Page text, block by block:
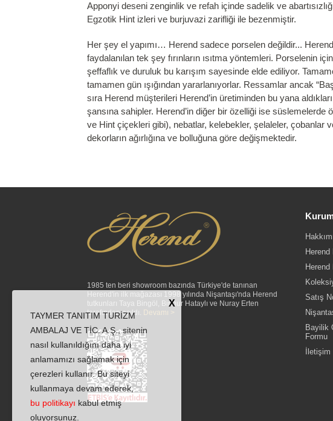
Apponyi deseni zenginlik ve refah içinde sadelik ve
Egzotik Hint izleri ve burjuvazi zarifliği ile bezenmiştir.
Her şey el yapımı… Herend sadece porselen değildir...
faydalanılan tek şey fırınların ısıtma yöntemleri. Porselenin
şeffaflık ve duruluk bu karışım sayesinde elde ediliyor.
tamamen gün ışığından yararlanıyorlar. Ressamlar ancak
sıra Herend müşterileri Herend’in üretiminden bu yana
şansına sahipler. Herend’in diğer bir özelliği ise
ve Hint çiçekleri gibi), nebatlar, kelebekler, şelaleler, çobanlar
dekorların ağırlığına ve bolluğuna göre değişmektedir.
1985 ten beri showroom bazında Türkiye'de tanınan
Herend'in ilk mağazası 1998 yılında Nişantaşı'nda Herend
tutkunları Taya Bingöl, Binnur Hataylı ve Nuray Erten
tarafından açıldı. Devamı >
Herend
Herend
Satış
Bayilik
Formu
İletişim
TAYMER TANITIM TURİZM
AMBALAJ VE TİC. A.Ş., sitenin
nasıl kullanıldığını daha iyi
anlamamızı sağlamak için
çerezleri kullanır. Bu siteyi
kullanmaya devam ederek,
bu politikayı kabul etmiş
oluyorsunuz.
X